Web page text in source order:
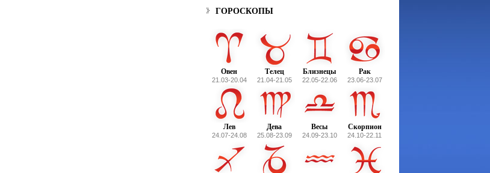
ГОРОСКОПЫ
Овен
21.03-20.04
Телец
21.04-21.05
Близнецы
22.05-22.06
Рак
23.06-23.07
Лев
24.07-24.08
Дева
25.08-23.09
Весы
24.09-23.10
Скорпион
24.10-22.11